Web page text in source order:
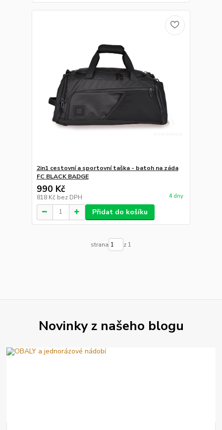
2in1 cestovní a sportovní taška - batoh na záda
FC BLACK BADGE
990 Kč
818 Kč bez DPH 4 dny
Přidat do košíku
strana z 1
Novinky z našeho blogu